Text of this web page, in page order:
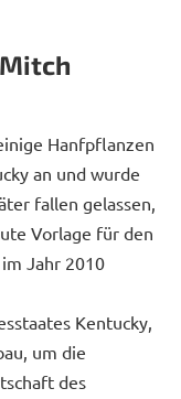
Hanfpflanzen
an und wurde
fallen gelassen,
Vorlage für den
Jahr 2010
Kentucky,
um die
des